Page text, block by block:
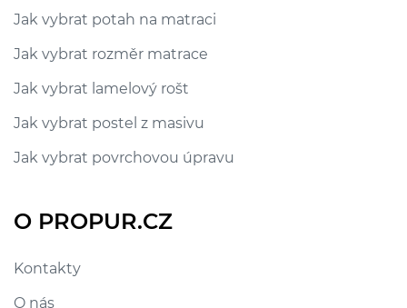
Jak vybrat potah na matraci
Jak vybrat rozměr matrace
Jak vybrat lamelový rošt
Jak vybrat postel z masivu
Jak vybrat povrchovou úpravu
O PROPUR.CZ
Kontakty
O nás